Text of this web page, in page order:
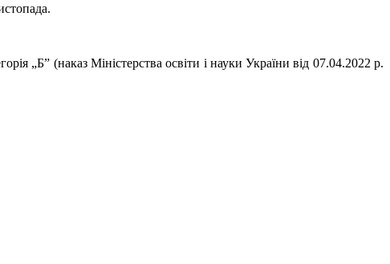
„Б” (наказ Міністерства освіти і науки України від 07.04.2022 р.